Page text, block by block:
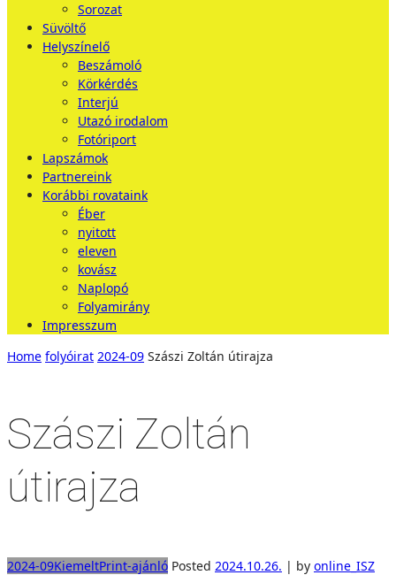
Sorozat
Süvöltő
Helyszínelő
Beszámoló
Körkérdés
Interjú
Utazó irodalom
Fotóriport
Lapszámok
Partnereink
Korábbi rovataink
Éber
nyitott
eleven
kovász
Naplopó
Folyamirány
Impresszum
Home folyóirat 2024-09 Szászi Zoltán útirajza
Szászi Zoltán
útirajza
2024-09KiemeltPrint-ajánló Posted 2024.10.26. | by online_ISZ